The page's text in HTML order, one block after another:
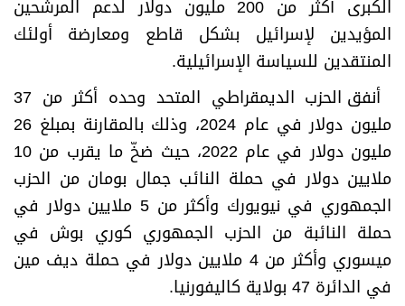
الكبرى أكثر من 200 مليون دولار لدعم المرشحين
المؤيدين لإسرائيل بشكل قاطع ومعارضة أولئك
المنتقدين للسياسة الإسرائيلية.
أنفق الحزب الديمقراطي المتحد وحده أكثر من 37
مليون دولار في عام 2024، وذلك بالمقارنة بمبلغ 26
مليون دولار في عام 2022، حيث ضخّ ما يقرب من 10
ملايين دولار في حملة النائب جمال بومان من الحزب
الجمهوري في نيويورك وأكثر من 5 ملايين دولار في
حملة النائبة من الحزب الجمهوري كوري بوش في
ميسوري وأكثر من 4 ملايين دولار في حملة ديف مين
في الدائرة 47 بولاية كاليفورنيا
.